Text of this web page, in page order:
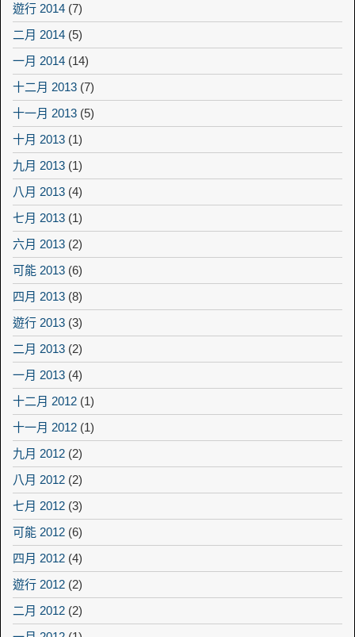
遊行 2014 (7)
二月 2014 (5)
一月 2014 (14)
十二月 2013 (7)
十一月 2013 (5)
十月 2013 (1)
九月 2013 (1)
八月 2013 (4)
七月 2013 (1)
六月 2013 (2)
可能 2013 (6)
四月 2013 (8)
遊行 2013 (3)
二月 2013 (2)
一月 2013 (4)
十二月 2012 (1)
十一月 2012 (1)
九月 2012 (2)
八月 2012 (2)
七月 2012 (3)
可能 2012 (6)
四月 2012 (4)
遊行 2012 (2)
二月 2012 (2)